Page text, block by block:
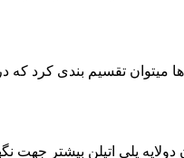
میتوان تقسیم بندی کرد
پلی اتیلن بیشتر جهت